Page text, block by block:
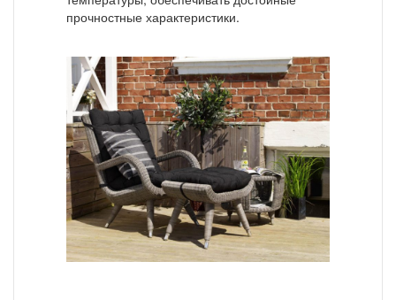
прочностные характеристики.